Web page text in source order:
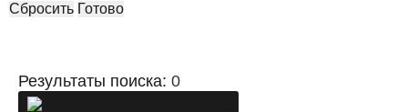
Сбросить Готово
Результаты поиска: 0